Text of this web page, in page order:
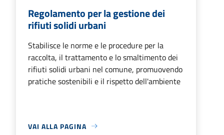
Regolamento per la gestione dei
rifiuti solidi urbani
Stabilisce le norme e le procedure per la
raccolta, il trattamento e lo smaltimento dei
rifiuti solidi urbani nel comune, promuovendo
pratiche sostenibili e il rispetto dell'ambiente
VAI ALLA PAGINA